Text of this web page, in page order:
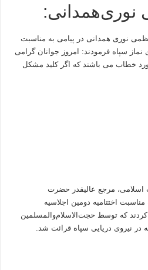
نوری‌همدانی:
نوری همدانی در پیامی به مناسبت
نماز سپاه فرمودند: امروز جوانان گرامی
خطاب می باشند که اگر کلید مشکل
اسلامی، مرجع عالیقدر حضرت
اختتامیه دومین اجلاسیه
که توسط حجت‌الاسلام‌والمسلمین
در نیروی دریایی سپاه قرائت شد.